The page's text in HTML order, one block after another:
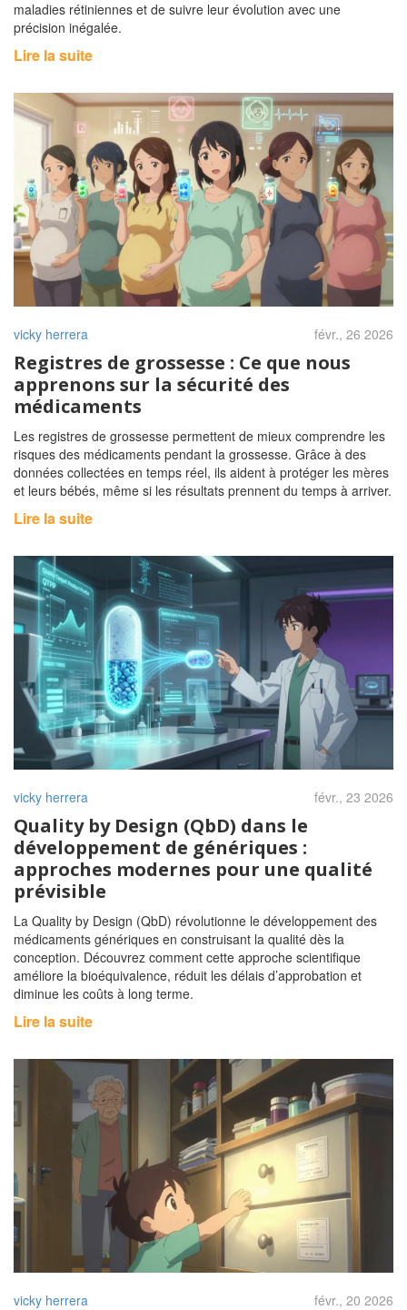
maladies rétiniennes et de suivre leur évolution avec une
précision inégalée.
Lire la suite
vicky herrera févr., 26 2026
Registres de grossesse : Ce que nous
apprenons sur la sécurité des
médicaments
Les registres de grossesse permettent de mieux comprendre les
risques des médicaments pendant la grossesse. Grâce à des
données collectées en temps réel, ils aident à protéger les mères
et leurs bébés, même si les résultats prennent du temps à arriver.
Lire la suite
vicky herrera févr., 23 2026
Quality by Design (QbD) dans le
développement de génériques :
approches modernes pour une qualité
prévisible
La Quality by Design (QbD) révolutionne le développement des
médicaments génériques en construisant la qualité dès la
conception. Découvrez comment cette approche scientifique
améliore la bioéquivalence, réduit les délais d’approbation et
diminue les coûts à long terme.
Lire la suite
vicky herrera févr., 20 2026